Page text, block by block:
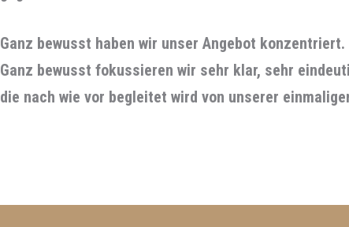
Ganz bewusst haben wir unser Angebot konzentriert.
Ganz bewusst fokussieren wir sehr klar, sehr
die nach wie vor begleitet wird von unserer